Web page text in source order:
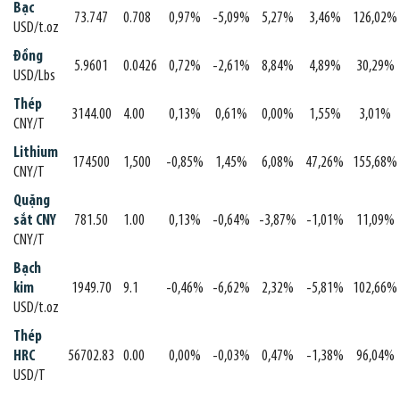
Bạc
USD/t.oz
73.747 0.708 0,97% -5,09% 5,27% 3,46% 126,02%
Đồng
USD/Lbs
5.9601 0.0426 0,72% -2,61% 8,84% 4,89% 30,29%
Thép
CNY/T
3144.00 4.00 0,13% 0,61% 0,00% 1,55% 3,01%
Lithium
CNY/T
174500 1,500 -0,85% 1,45% 6,08% 47,26% 155,68%
Quặng
sắt CNY
CNY/T
781.50 1.00 0,13% -0,64% -3,87% -1,01% 11,09%
Bạch
kim
USD/t.oz
1949.70 9.1 -0,46% -6,62% 2,32% -5,81% 102,66%
Thép
HRC
USD/T
56702.83 0.00 0,00% -0,03% 0,47% -1,38% 96,04%